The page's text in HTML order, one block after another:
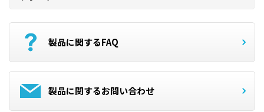
製品に関するFAQ
製品に関するお問い合わせ